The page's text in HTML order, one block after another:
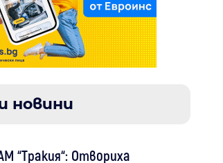
новини
“Тракия“: Отвориха